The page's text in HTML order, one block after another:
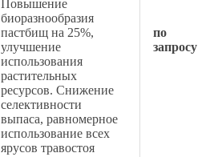
Повышение
биоразнообразия
пастбищ на 25%,
улучшение
использования
растительных
ресурсов. Снижение
селективности
выпаса, равномерное
использование всех
ярусов травостоя
по
запросу